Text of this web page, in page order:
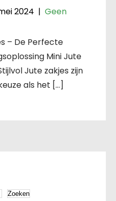
2024 | Geen
– De Perfecte
Mini Jute
Jute zakjes zijn
als het […]
Zoeken